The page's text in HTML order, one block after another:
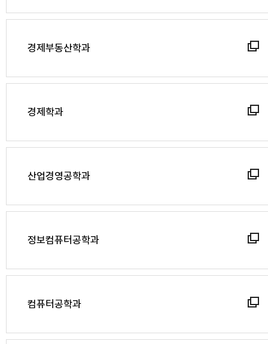
경제부동산학과
경제학과
산업경영공학과
정보컴퓨터공학과
컴퓨터공학과